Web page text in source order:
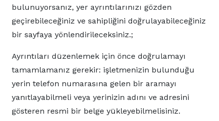
bulunuyorsanız, yer ayrıntılarınızı gözden
geçirebileceğiniz ve sahipliğini doğrulayabileceğiniz
bir sayfaya yönlendirileceksiniz.;
Ayrıntıları düzenlemek için önce doğrulamayı
tamamlamanız gerekir: işletmenizin bulunduğu
yerin telefon numarasına gelen bir aramayı
yanıtlayabilmeli veya yerinizin adını ve adresini
gösteren resmi bir belge yükleyebilmelisiniz.